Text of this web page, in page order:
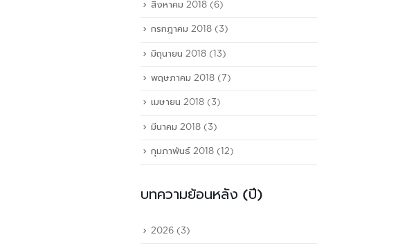
สิงหาคม 2018 (6)
กรกฎาคม 2018 (3)
มิถุนายน 2018 (13)
พฤษภาคม 2018 (7)
เมษายน 2018 (3)
มีนาคม 2018 (3)
กุมภาพันธ์ 2018 (12)
บทความย้อนหลัง (ปี)
2026 (3)